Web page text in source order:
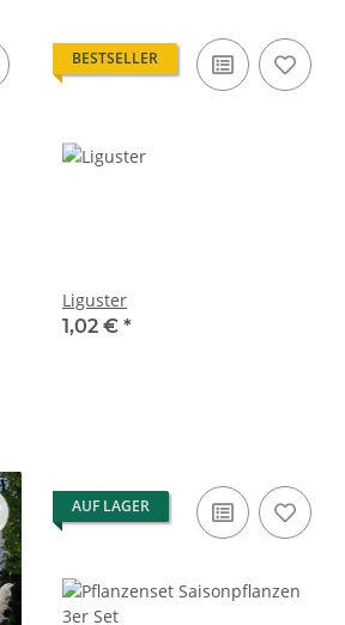
BESTSELLER
Liguster
1,02 € *
AUF LAGER